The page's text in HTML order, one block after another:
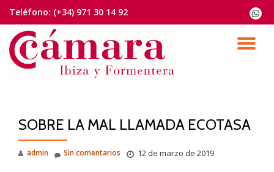
Saltar
contenido
Teléfono: (+34) 971 30 14 92
fa-
SOBRE LA MAL LLAMADA ECOTASA
admin 12 de marzo de 2019
Sin comentarios